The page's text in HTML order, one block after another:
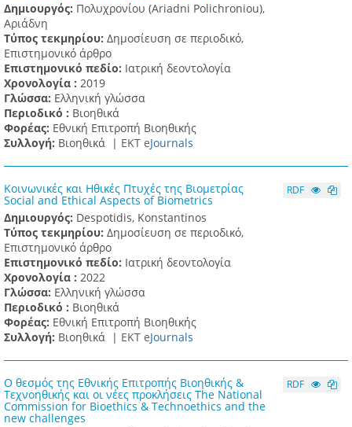
Δημιουργός: Πολυχρονίου (Ariadni Polichroniou),
Αριάδνη
Τύπος τεκμηρίου: Δημοσίευση σε περιοδικό,
Επιστημονικό άρθρο
Επιστημονικό πεδίο: Ιατρική δεοντολογία
Χρονολογία : 2019
Γλώσσα: Ελληνική γλώσσα
Περιοδικό : Βιοηθικά
Φορέας: Εθνική Επιτροπή Βιοηθικής
Συλλογή: Βιοηθικά | ΕΚΤ eJournals
Κοινωνικές και Ηθικές Πτυχές της Βιομετρίας
Social and Ethical Aspects of Biometrics
Δημιουργός: Despotidis, Konstantinos
Τύπος τεκμηρίου: Δημοσίευση σε περιοδικό,
Επιστημονικό άρθρο
Επιστημονικό πεδίο: Ιατρική δεοντολογία
Χρονολογία : 2022
Γλώσσα: Ελληνική γλώσσα
Περιοδικό : Βιοηθικά
Φορέας: Εθνική Επιτροπή Βιοηθικής
Συλλογή: Βιοηθικά | ΕΚΤ eJournals
RDF
Ο θεσμός της Εθνικής Επιτροπής Βιοηθικής &
Τεχνοηθικής και οι νέες προκλήσεις The National
Commission for Bioethics & Technoethics and the
new challenges
RDF